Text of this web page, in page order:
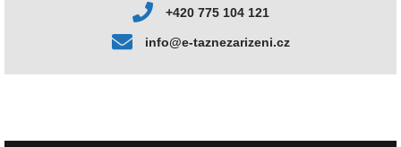
+420 775 104 121
info@e-taznezarizeni.cz